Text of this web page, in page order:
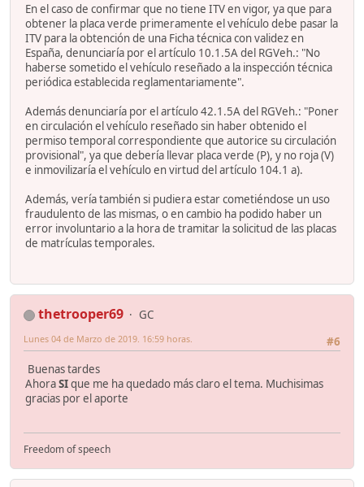
En el caso de confirmar que no tiene ITV en vigor, ya que para
obtener la placa verde primeramente el vehículo debe pasar la
ITV para la obtención de una Ficha técnica con validez en
España, denunciaría por el artículo 10.1.5A del RGVeh.: "No
haberse sometido el vehículo reseñado a la inspección técnica
periódica establecida reglamentariamente".
Además denunciaría por el artículo 42.1.5A del RGVeh.: "Poner
en circulación el vehículo reseñado sin haber obtenido el
permiso temporal correspondiente que autorice su circulación
provisional", ya que debería llevar placa verde (P), y no roja (V)
e inmovilizaría el vehículo en virtud del artículo 104.1 a).
Además, vería también si pudiera estar cometiéndose un uso
fraudulento de las mismas, o en cambio ha podido haber un
error involuntario a la hora de tramitar la solicitud de las placas
de matrículas temporales.
thetrooper69
GC
#6
Lunes 04 de Marzo de 2019. 16:59 horas.
Buenas tardes
AhoraSIque me ha quedado más claro el tema. Muchisimas
gracias por el aporte
Freedom of speech